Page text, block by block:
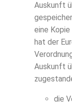
Auskunft
eine
hat der
Auskunft
die